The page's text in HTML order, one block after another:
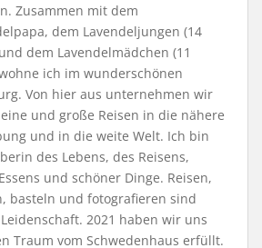
Zusammen mit dem
dem Lavendeljungen (14
dem Lavendelmädchen (11
ich im wunderschönen
Von hier aus unternehmen wir
und große Reisen in die nähere
und in die weite Welt. Ich bin
des Lebens, des Reisens,
und schöner Dinge. Reisen,
basteln und fotografieren sind
2021 haben wir uns
Traum vom Schwedenhaus erfüllt.